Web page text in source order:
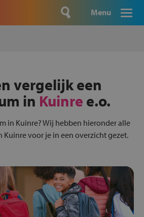
Menu
vergelijk een
in Kuinre e.o.
in Kuinre? Wij hebben hieronder alle
voor je in een overzicht gezet.